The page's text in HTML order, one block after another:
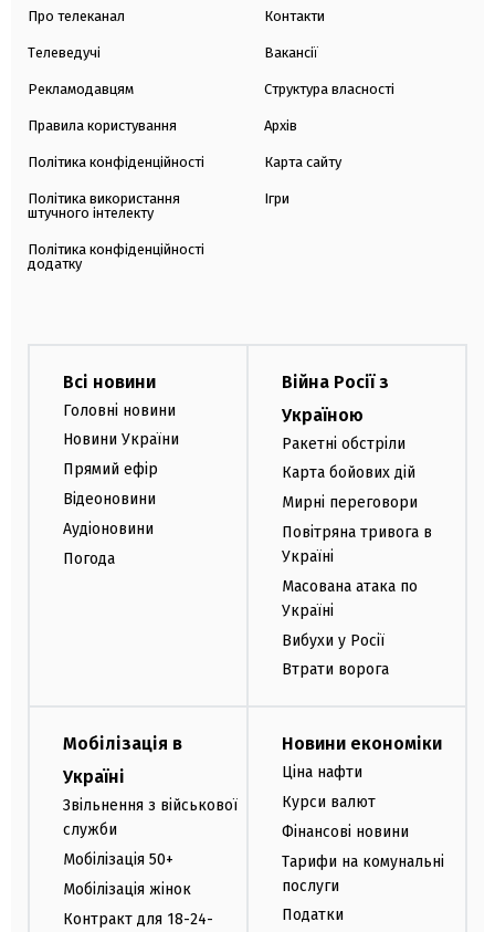
Про телеканал
Телеведучі
Рекламодавцям
Правила користування
Політика конфіденційності
Політика використання
штучного інтелекту
Політика конфіденційності
додатку
Контакти
Вакансії
Структура власності
Архів
Карта сайту
Ігри
Всі новини
Головні новини
Новини України
Прямий ефір
Відеоновини
Аудіоновини
Погода
Війна Росії з
Україною
Ракетні обстріли
Карта бойових дій
Мирні переговори
Повітряна тривога в
Україні
Масована атака по
Україні
Вибухи у Росії
Втрати ворога
Мобілізація в
Україні
Звільнення з військової
служби
Мобілізація 50+
Мобілізація жінок
Контракт для 18-24-
Новини економіки
Ціна нафти
Курси валют
Фінансові новини
Тарифи на комунальні
послуги
Податки